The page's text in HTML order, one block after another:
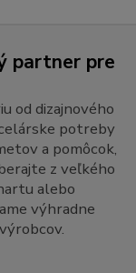
partner pre
od dizajnového
potreby
a pomôcok,
z veľkého
alebo
výhradne